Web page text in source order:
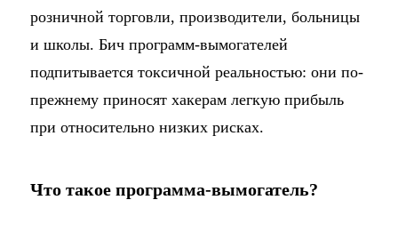
розничной торговли, производители, больницы
и школы. Бич программ-вымогателей
подпитывается токсичной реальностью: они по-
прежнему приносят хакерам легкую прибыль
при относительно низких рисках.
Что такое программа-вымогатель?